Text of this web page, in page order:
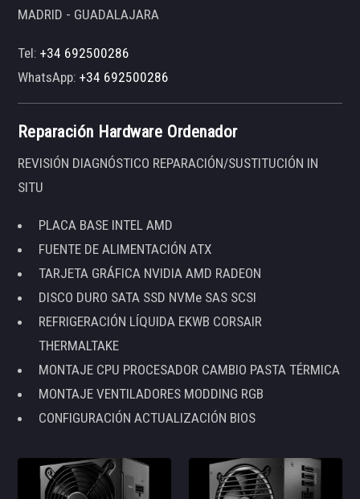
MADRID - GUADALAJARA
Tel:+34 692500286
WhatsApp:+34 692500286
Reparación Hardware Ordenador
REVISIÓN DIAGNÓSTICO REPARACIÓN/SUSTITUCIÓN IN
SITU
PLACA BASE INTEL AMD
FUENTE DE ALIMENTACIÓN ATX
TARJETA GRÁFICA NVIDIA AMD RADEON
DISCO DURO SATA SSD NVMe SAS SCSI
REFRIGERACIÓN LÍQUIDA EKWB CORSAIR
THERMALTAKE
MONTAJE CPU PROCESADOR CAMBIO PASTA TÉRMICA
MONTAJE VENTILADORES MODDING RGB
CONFIGURACIÓN ACTUALIZACIÓN BIOS